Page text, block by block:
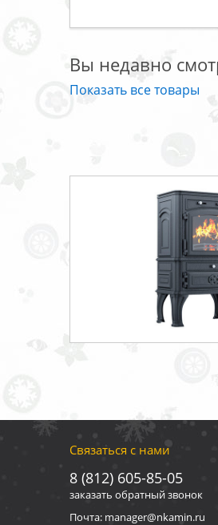
Вы недавно
Показать все товары
Связаться с нами
8 (812) 605-85-05
заказать обратный звонок
Почта: manager@nkamin.ru